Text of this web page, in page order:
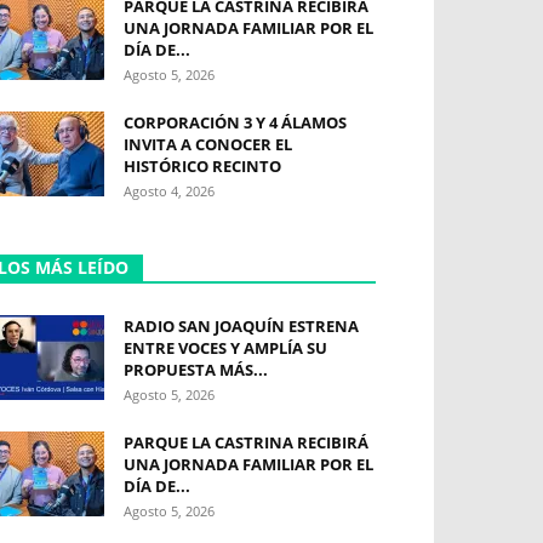
PARQUE LA CASTRINA RECIBIRÁ
UNA JORNADA FAMILIAR POR EL
DÍA DE...
Agosto 5, 2026
CORPORACIÓN 3 Y 4 ÁLAMOS
INVITA A CONOCER EL
HISTÓRICO RECINTO
Agosto 4, 2026
MÁS LEÍDO
RADIO SAN JOAQUÍN ESTRENA
ENTRE VOCES Y AMPLÍA SU
PROPUESTA MÁS...
Agosto 5, 2026
PARQUE LA CASTRINA RECIBIRÁ
UNA JORNADA FAMILIAR POR EL
DÍA DE...
Agosto 5, 2026